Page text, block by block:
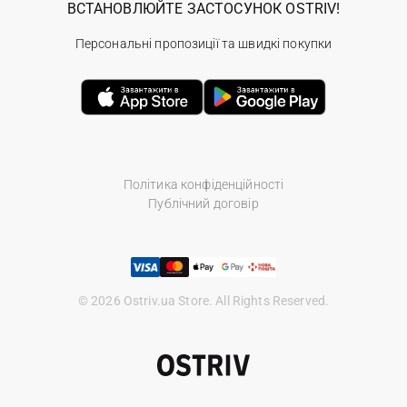
Політика конфіденційності
Публічний договір
© 2026 Ostriv.ua Store. All Rights Reserved.
ВСТАНОВЛЮЙТЕ ЗАСТОСУНОК OSTRIV!
Персональні пропозиції та швидкі покупки